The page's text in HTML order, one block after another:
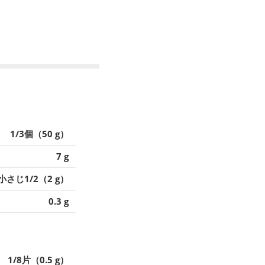
1/3個（50 g）
7 g
さじ1/2（2 g）
0.3 g
1/8片（0.5 g）